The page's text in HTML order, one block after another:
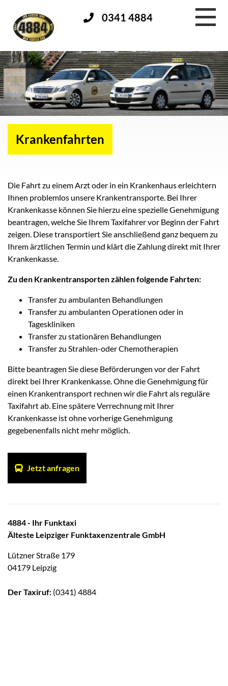
0341 4884
Krankenfahrten
Die Fahrt zu einem Arzt oder in ein Krankenhaus erleichtern
Ihnen problemlos unsere Krankentransporte. Bei Ihrer
Krankenkasse können Sie hierzu eine spezielle Genehmigung
beantragen, welche Sie Ihrem Taxifahrer vor Beginn der Fahrt
zeigen. Diese transportiert Sie anschließend ganz bequem zu
Ihrem ärztlichen Termin und klärt die Zahlung direkt mit Ihrer
Krankenkasse.
Zu den Krankentransporten zählen folgende Fahrten:
Transfer zu ambulanten Behandlungen
Transfer zu ambulanten Operationen oder in
Tageskliniken
Transfer zu stationären Behandlungen
Transfer zu Strahlen-oder Chemotherapien
Bitte beantragen Sie diese Beförderungen vor der Fahrt
direkt bei Ihrer Krankenkasse. Ohne die Genehmigung für
einen Krankentransport rechnen wir die Fahrt als reguläre
Taxifahrt ab. Eine spätere Verrechnung mit Ihrer
Krankenkasse ist ohne vorherige Genehmigung
gegebenenfalls nicht mehr möglich.
Jetzt anfragen
4884 - Ihr Funktaxi
Älteste Leipziger Funktaxenzentrale GmbH
Lützner Straße 179
04179 Leipzig
Der Taxiruf: (0341) 4884